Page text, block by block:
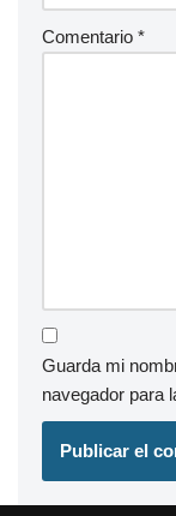
Comentario *
Guarda mi
navegador para